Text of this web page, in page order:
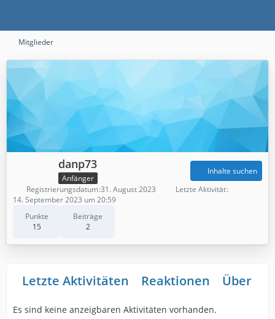
Mitglieder
danp73
Anfänger
Punkte
15
Beiträge
2
Inhalte suchen
Registrierungsdatum 31. August 2023
Letzte Aktivität
14. September 2023 um 20:59
Letzte Aktivitäten Reaktionen Über
Es sind keine anzeigbaren Aktivitäten vorhanden.